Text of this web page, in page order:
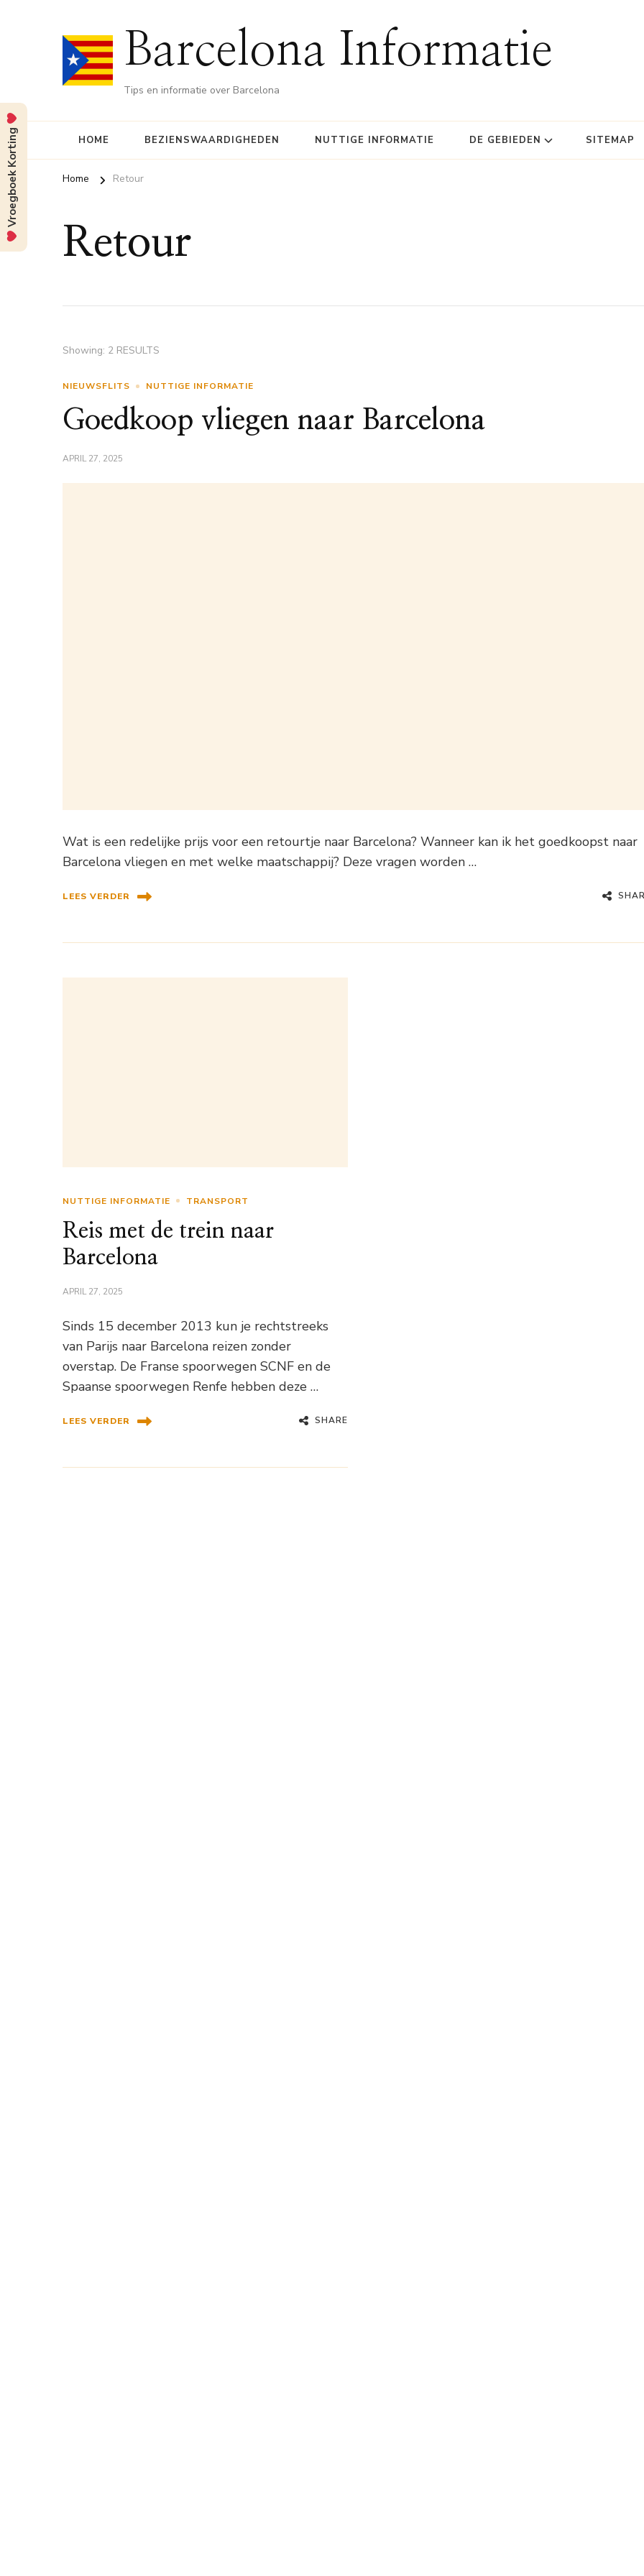
Barcelona Informatie
Tips en informatie over Barcelona
HOME BEZIENSWAARDIGHEDEN NUTTIGE INFORMATIE DE GEBIEDEN SITEMAP
Home Retour
Retour
Showing: 2 RESULTS
NIEUWSFLITS NUTTIGE INFORMATIE
Goedkoop vliegen naar Barcelona
APRIL 27, 2025
Wat is een redelijke prijs voor een retourtje naar Barcelona? Wanneer kan ik het goedkoopst naar
Barcelona vliegen en met welke maatschappij? Deze vragen worden …
LEES VERDER
NUTTIGE INFORMATIE TRANSPORT
Reis met de trein naar
Barcelona
APRIL 27, 2025
Sinds 15 december 2013 kun je rechtstreeks
van Parijs naar Barcelona reizen zonder
overstap. De Franse spoorwegen SCNF en de
Spaanse spoorwegen Renfe hebben deze …
LEES VERDER SHARE
Vroegboek Korting